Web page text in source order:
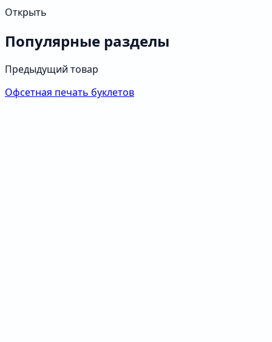
Открыть
Популярные разделы
Предыдущий товар
Офсетная печать буклетов